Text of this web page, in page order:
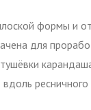
формы и
для
вдоль